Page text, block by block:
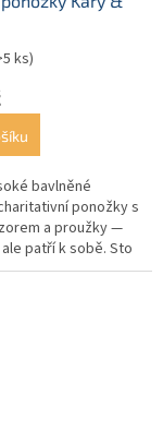
ks)
bavlněné
ponožky s
a proužky —
patří k sobě. Sto
pomáhá
jejichž života